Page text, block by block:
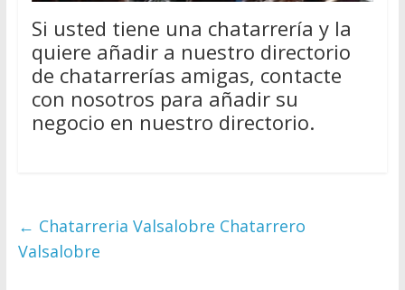
Si usted tiene una chatarrería y la
quiere añadir a nuestro directorio
de chatarrerías amigas, contacte
con nosotros para añadir su
negocio en nuestro directorio.
← Chatarreria Valsalobre Chatarrero
Valsalobre